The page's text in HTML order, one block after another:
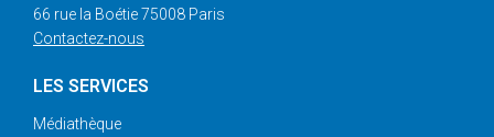
66 rue la Boétie 75008 Paris
Contactez-nous
LES SERVICES
Médiathèque